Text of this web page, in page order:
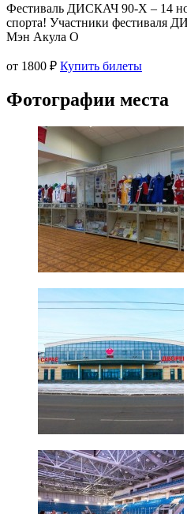
Фестиваль ДИСКАЧ 90-Х – 14
спорта! Участники фестиваля
Мэн Акула О
от 1800 ₽ Купить билеты
Фотографии места